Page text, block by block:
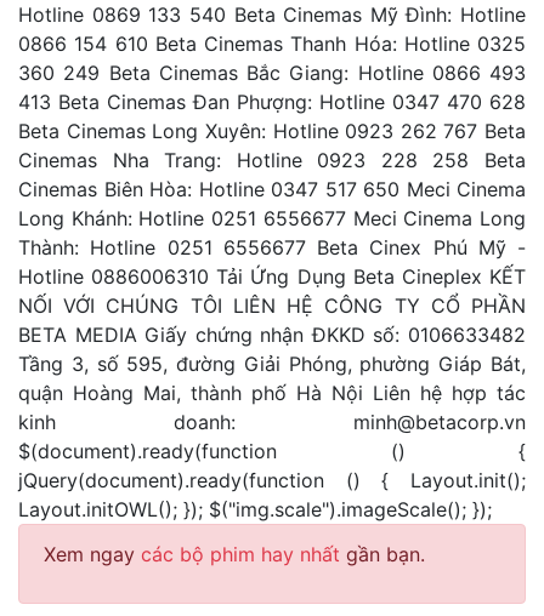
Hotline 0869 133 540 Beta Cinemas Mỹ Đình: Hotline
0866 154 610 Beta Cinemas Thanh Hóa: Hotline 0325
360 249 Beta Cinemas Bắc Giang: Hotline 0866 493
413 Beta Cinemas Đan Phượng: Hotline 0347 470 628
Beta Cinemas Long Xuyên: Hotline 0923 262 767 Beta
Cinemas Nha Trang: Hotline 0923 228 258 Beta
Cinemas Biên Hòa: Hotline 0347 517 650 Meci Cinema
Long Khánh: Hotline 0251 6556677 Meci Cinema Long
Thành: Hotline 0251 6556677 Beta Cinex Phú Mỹ -
Hotline 0886006310 Tải Ứng Dụng Beta Cineplex KẾT
NỐI VỚI CHÚNG TÔI LIÊN HỆ CÔNG TY CỔ PHẦN
BETA MEDIA Giấy chứng nhận ĐKKD số: 0106633482
Tầng 3, số 595, đường Giải Phóng, phường Giáp Bát,
quận Hoàng Mai, thành phố Hà Nội Liên hệ hợp tác
kinh doanh: minh@betacorp.vn
$(document).ready(function () {
jQuery(document).ready(function () { Layout.init();
Layout.initOWL(); }); $("img.scale").imageScale(); });
Xem ngay các bộ phim hay nhất gần bạn.